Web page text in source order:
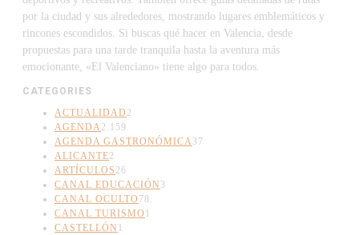
por la ciudad y sus alrededores, mostrando lugares emblemáticos y
rincones escondidos. Si buscas qué hacer en Valencia, desde
propuestas para una tarde tranquila hasta la aventura más
emocionante, «El Valenciano» tiene algo para todos.
CATEGORIES
ACTUALIDAD 2
AGENDA2.159
AGENDA GASTRONÓMICA37
ALICANTE2
ARTÍCULOS 26
CANAL EDUCACIÓN 3
CANAL OCULTO 78
CANAL TURISMO 1
CASTELLÓN 1